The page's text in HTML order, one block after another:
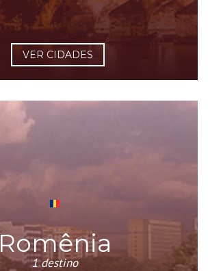
VER CIDADES
Romênia
1 destino